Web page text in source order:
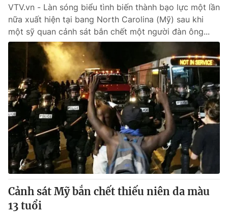
VTV.vn - Làn sóng biểu tình biến thành bạo lực một lần
nữa xuất hiện tại bang North Carolina (Mỹ) sau khi
một sỹ quan cảnh sát bắn chết một người đàn ông...
Cảnh sát Mỹ bắn chết thiếu niên da màu
13 tuổi